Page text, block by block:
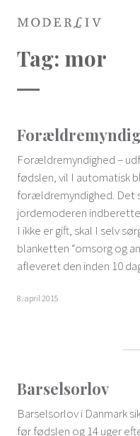
Tag: mor
Forældremyndighed –
fødslen, vil I automatisk
forældremyndighed. Det
jordemoderen
I ikke er gift, skal I selv
blanketten “omsorg og
afleveret den inden 10
8. april 2015
Barselsorlov
Barselsorlov i Danmark
før fødslen og 14 uger